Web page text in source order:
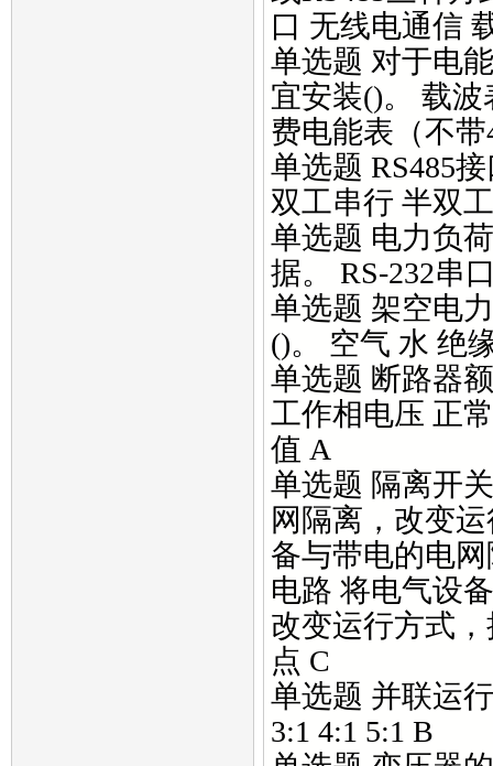
口 无线电通信
单选题 对于电
宜安装()。 载
费电能表（不带
单选题 RS485
双工串行 半双
单选题 电力负
据。 RS-232串
单选题 架空电
()。 空气 水 绝
单选题 断路器
工作相电压 正
值 A
单选题 隔离开
网隔离，改变
备与带电的电
电路 将电气设
改变运行方式
点 C
单选题 并联运
3:1 4:1 5:1 B